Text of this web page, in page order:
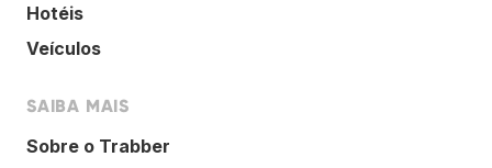
Hotéis
Veículos
SAIBA MAIS
Sobre o Trabber